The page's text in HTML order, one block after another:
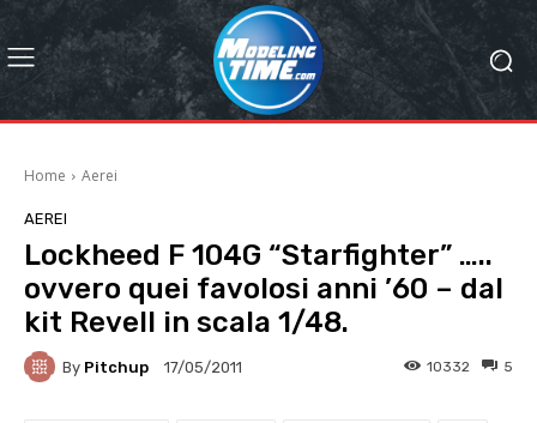
Home Aerei
AEREI
Lockheed F 104G “Starfighter” …..
ovvero quei favolosi anni ’60 – dal
kit Revell in scala 1/48.
By Pitchup 17/05/2011 5
10332